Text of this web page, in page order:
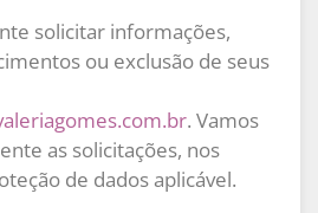
solicitar informações,
ou exclusão de seus
. Vamos
as solicitações, nos
de dados aplicável.